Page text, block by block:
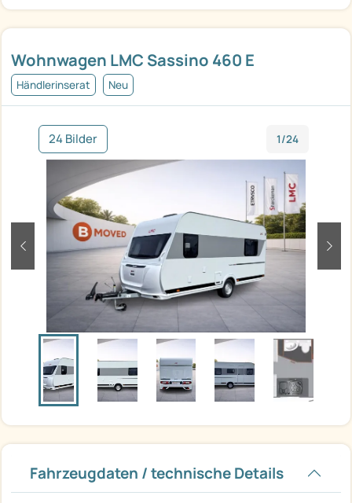
Wohnwagen LMC Sassino 460 E
Händlerinserat Neu
24 Bilder 1/24
zurück
Fahrzeugdaten / technische Details